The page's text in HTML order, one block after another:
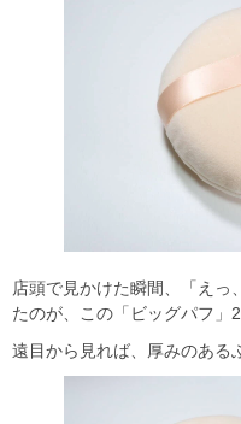
店頭で見かけた瞬間、「えっ
たのが、この「ビッグパフ」
遠目から見れば、厚みのある